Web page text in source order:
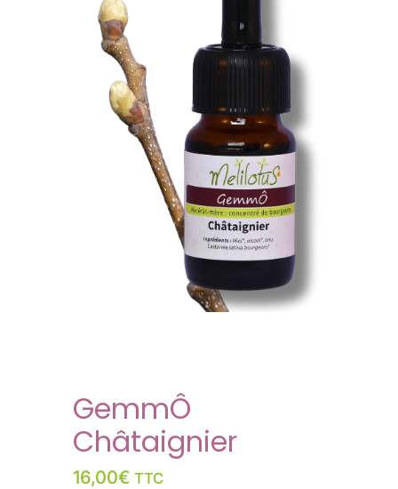
Santé & Bien-Être
Ateliers & Formations
Nous trouver
GemmÔ
Châtaignier
16,00€ TTC